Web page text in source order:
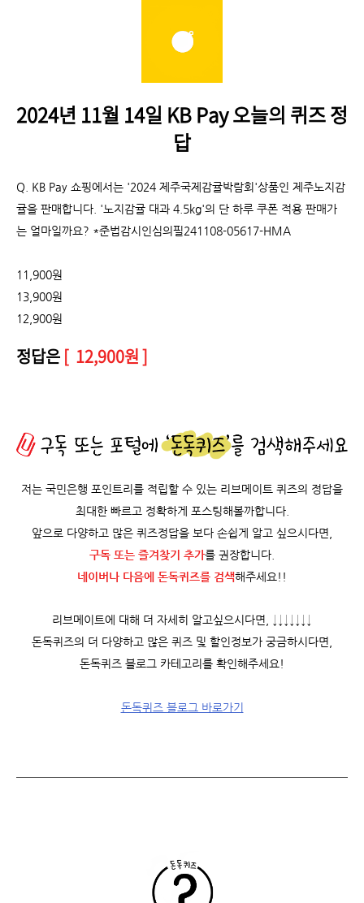
2024년 11월 14일 KB Pay 오늘의 퀴즈 정
답
Q. KB Pay 쇼핑에서는 '2024 제주국제감귤박람회'상품인 제주노지감
귤을 판매합니다. '노지감귤 대과 4.5kg'의 단 하루 쿠폰 적용 판매가
는 얼마일까요? *준법감시인심의필241108-05617-HMA
11,900원
13,900원
12,900원
정답은 [ 12,900원 ]
저는 국민은행 포인트리를 적립할 수 있는 리브메이트 퀴즈의 정답을
최대한 빠르고 정확하게 포스팅해볼까합니다.
앞으로 다양하고 많은 퀴즈정답을 보다 손쉽게 알고 싶으시다면,
구독 또는 즐겨찾기 추가를 권장합니다.
네이버나 다음에 돈독퀴즈를 검색해주세요!!
리브메이트에 대해 더 자세히 알고싶으시다면, ↓↓↓↓↓↓↓
돈독퀴즈의 더 다양하고 많은 퀴즈 및 할인정보가 궁금하시다면,
돈독퀴즈 블로그 카테고리를 확인해주세요!
돈독퀴즈 블로그 바로가기